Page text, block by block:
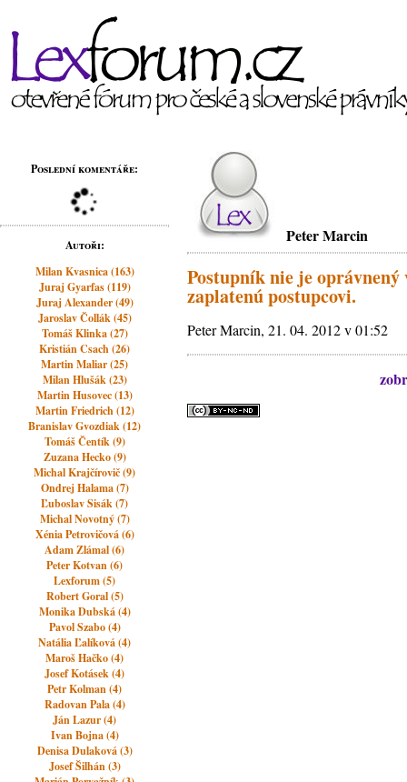
Poslední komentáře:
Autoři:
Milan Kvasnica (163)
Juraj Gyarfas (119)
Juraj Alexander (49)
Jaroslav Čollák (45)
Tomáš Klinka (27)
Kristián Csach (26)
Martin Maliar (25)
Milan Hlušák (23)
Martin Husovec (13)
Martin Friedrich (12)
Branislav Gvozdiak (12)
Tomáš Čentík (9)
Zuzana Hecko (9)
Michal Krajčírovič (9)
Ondrej Halama (7)
Ľuboslav Sisák (7)
Michal Novotný (7)
Xénia Petrovičová (6)
Adam Zlámal (6)
Peter Kotvan (6)
Lexforum (5)
Robert Goral (5)
Monika Dubská (4)
Pavol Szabo (4)
Natália Ľalíková (4)
Maroš Hačko (4)
Josef Kotásek (4)
Petr Kolman (4)
Radovan Pala (4)
Ján Lazur (4)
Ivan Bojna (4)
Denisa Dulaková (3)
Josef Šilhán (3)
Peter Marcin
Postupník nie je
zaplatenú postupcovi.
Peter Marcin, 21. 04. 2012 v 01:52